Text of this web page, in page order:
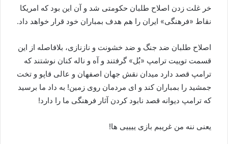
خر غلت زدن اصلاح طلبان حکومتی شد و آن این بود که امریکا
نقاط «فرهنگی» ایران را هم هدف بمباران خود قرار خواهد داد.
اصلاح طلبان ضد جنگ و ضد خشونت و نازنازی، بلافاصله از این
قسمت توییت ترامپ «بُل» گرفتند و آه و ناله کنان نوشتند که
ترامپ قصد دارد میدان نقش جهان اصفهان و عالی قاپو و تخت
جمشید را بمباران کند و ای مردمان روی زمین! به داد ما برسید
که ترامپ دیوانه قصد نابود کردن آثار فرهنگی ما را دارد!
یعنی ننه من غریبم بازی ییییی ها!